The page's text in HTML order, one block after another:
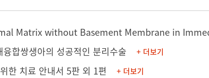
합쌍생아의 성공적인 분리수술 + 더보기
한 치료 안내서 5판 외 1편 + 더보기